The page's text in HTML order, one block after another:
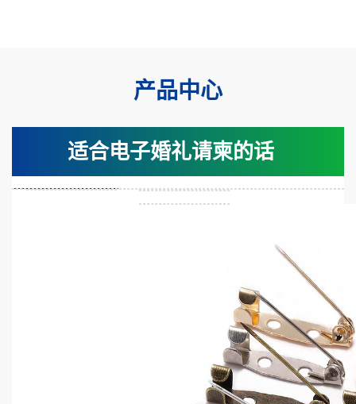
产品中心
适合电子婚礼请柬的话